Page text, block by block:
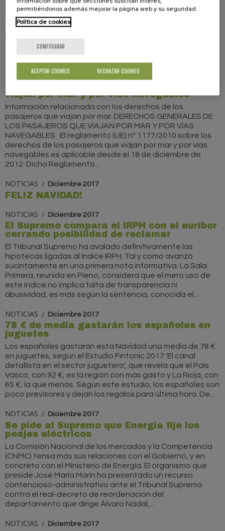
Instituto Nacional de Ciberseguridad (INCIBE), la Agencia
Española de Consumo, Seguridad Alimentaria y Nutrición
(AECOSAN) y la Policía Nacional han presentado la Guía
que adquiere especial relevancia con motivo de las
compras navideñas...
NOTICIAS Diciembre 2017
viajan por mar y por vías navegables
Información relacionada con los derechos de los
pasajeros que viajan por mar. DERECHOS GENERALES DE
LOS PASAJEROS QUE VIAJAN POR MAR Y POR VÍAS
NAVEGABLES El reglamento (UE) nº 1177/2010 sobre los
derechos de los pasajeros que viajan por mar y por vías
navegables es aplicable desde el 18 de diciembre de
2012. Dicho Reglamento...
NOTICIAS Diciembre 2017
FELIZ NAVIDAD!
NOTICIAS
Diciembre 2017
El Supremo compara el IRPH con el euríbor
cerrando posibilidad de reclamar
El Tribunal Supremo ha avalado definitivamente las
hipotecas ligadas al índice IRPH. Tal y como avanzó
sucintamente en una primera nota informativa. La Sala
Primera, reunida en Pleno, considera que el mero uso de
este índice no implica falta de transparencia ni
abusividad, es más según la sentencia, conocida el...
NOTICIAS Diciembre 2017
78 € de media gastarán los españoles en
juguetes
Los españoles gastarán esta Navidad una media de 78 €
en juguetes, según el Estudio Fintonic 2017 'El canal
detallista en el sector juguetero', que revela que el País
Vasco, con 92 €, es la región con más gasto y La Rioja, con
65 €, la que menos. Según este estudio, los españoles son
poco previsores y dejan los regalos para última hora. De...
NOTICIAS Diciembre 2017
Se pide al Supremo que Energía fije los
peajes eléctricos
La Comisión Nacional de los mercados y la Competencia
(CNMC) tensa más sus relaciones con el Gobierno, y en
concreto con el Ministerio de Energía. El organismo que
preside José María Marín ha presentado un recurso
contencioso-administrativo ante el Tribunal Supremo
contra el real-decreto de reordenación del
departamento que dirige Álvaro Nadal,...
NOTICIAS Diciembre 2017
permitiéndonos además mejorar la página web y su seguridad.
Política de cookies
CONFIGURAR
RECHAZAR COOKIES
ACEPTAR COOKIES